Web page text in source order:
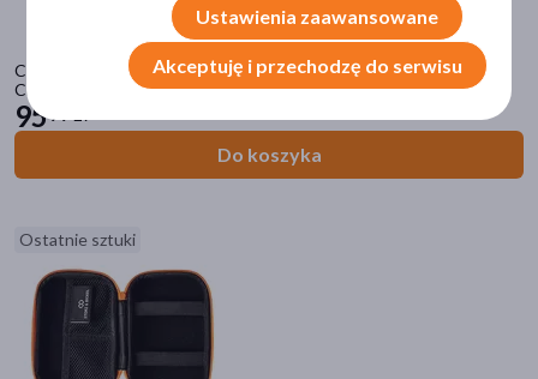
Crafty wear&tear Set, zestaw części zamiennych do waporyzatora
Crafty
9599 zł
Do koszyka
Ostatnie sztuki
Marka
420 VAPE(1)
ARIZER(1)
Integra Boost(4)
Mighty+ (1)
pokaż więcej
Ustawienia zaawansowane
Akceptuję i przechodzę do serwisu